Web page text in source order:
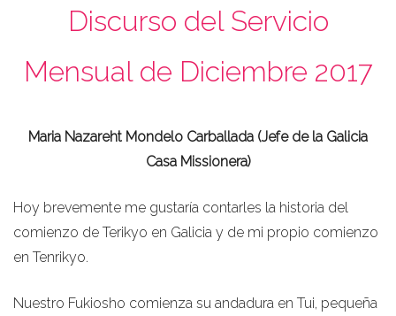
Discurso del Servicio
Mensual de Diciembre 2017
Maria Nazareht Mondelo Carballada (Jefe de la Galicia
Casa Missionera)
Hoy brevemente me gustaría contarles la historia del
comienzo de Terikyo en Galicia y de mi propio comienzo
en Tenrikyo.
Nuestro Fukiosho comienza su andadura en Tui, pequeña